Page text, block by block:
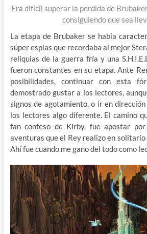
Era difícil superar la perdida de
consiguiendo que sea
La etapa de Brubaker se había
súper espías que recordaba al mejor
reliquias de la guerra fría y una
fueron constantes en su etapa. Ante
posibilidades, continuar con esta
demostrado gustar a los lectores,
signos de agotamiento, o ir en
los lectores algo diferente. El camino
fan confeso de Kirby, fue apostar
aventuras que el Rey realizo en solitario
Ahí fue cuando me gano del todo como